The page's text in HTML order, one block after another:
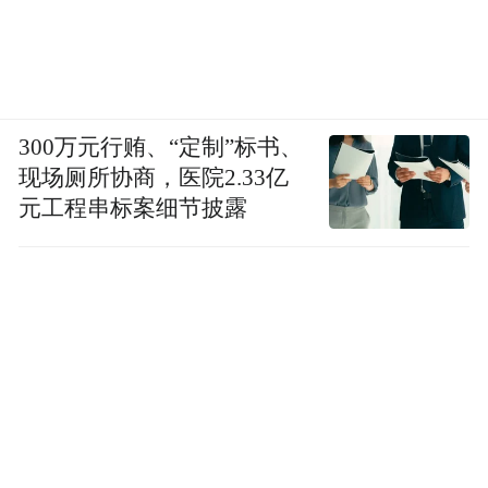
300万元行贿、“定制”标书、
现场厕所协商，医院2.33亿
元工程串标案细节披露